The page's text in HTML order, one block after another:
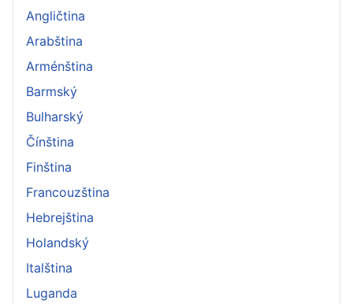
Angličtina
Arabština
Arménština
Barmský
Bulharský
Čínština
Finština
Francouzština
Hebrejština
Holandský
Italština
Luganda